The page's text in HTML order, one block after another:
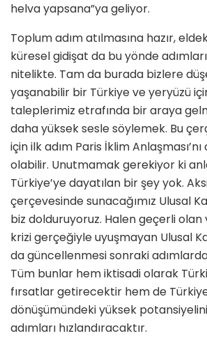
helva yapsana”ya geliyor.
Toplum adım atılmasına hazır,
küresel gidişat da bu yönde
nitelikte. Tam da burada bizlere
yaşanabilir bir Türkiye ve yeryüzü
taleplerimiz etrafında bir araya
daha yüksek sesle söylemek. Bu
için ilk adım Paris İklim
olabilir. Unutmamak gerekiyor ki
Türkiye’ye dayatılan bir şey yok.
çerçevesinde sunacağımız Ulusal
biz dolduruyoruz. Halen geçerli olan
krizi gerçeğiyle uyuşmayan Ulusal
da güncellenmesi sonraki
Tüm bunlar hem iktisadi olarak
fırsatlar getirecektir hem de
dönüşümündeki yüksek
adımları hızlandıracaktır.